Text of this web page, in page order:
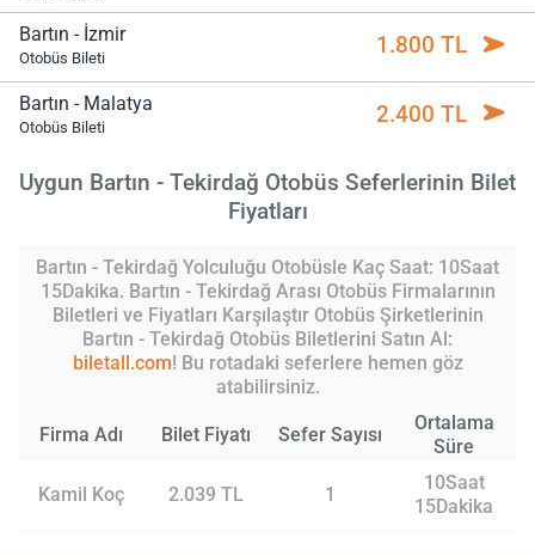
Bartın - İzmir
Otobüs Bileti 1.800 TL
Bartın - Malatya
Otobüs Bileti 2.400 TL
Uygun Bartın - Tekirdağ Otobüs Seferlerinin Bilet
Fiyatları
Bartın - Tekirdağ Yolculuğu Otobüsle Kaç Saat: 10Saat
15Dakika. Bartın - Tekirdağ Arası Otobüs Firmalarının
Biletleri ve Fiyatları Karşılaştır Otobüs Şirketlerinin
Bartın - Tekirdağ Otobüs Biletlerini Satın Al:
biletall.com! Bu rotadaki seferlere hemen göz
atabilirsiniz.
Firma Adı Bilet Fiyatı Sefer Sayısı
Ortalama
Süre
Kamil Koç 2.039 TL 1
10Saat
15Dakika